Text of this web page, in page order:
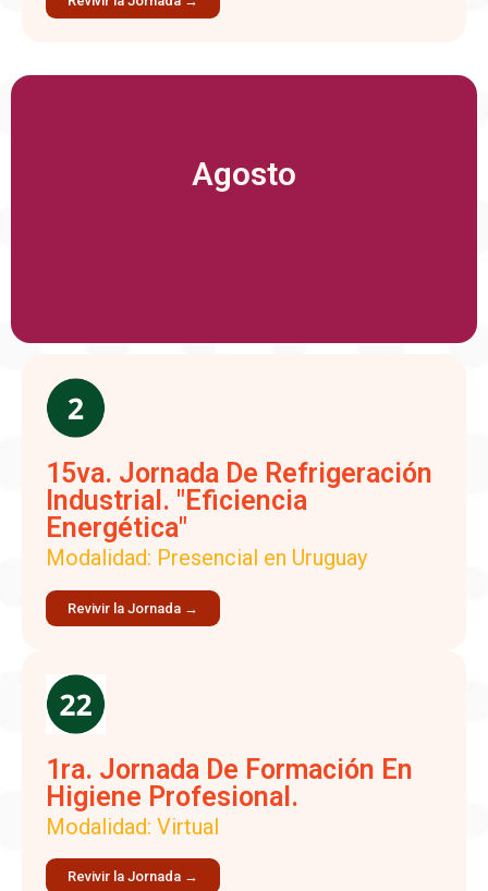
Agosto
15va. Jornada De Refrigeración
Industrial. "Eficiencia
Energética"
Modalidad: Presencial en Uruguay
Revivir la Jornada →
1ra. Jornada De Formación En
Higiene Profesional.
Modalidad: Virtual
Revivir la Jornada →